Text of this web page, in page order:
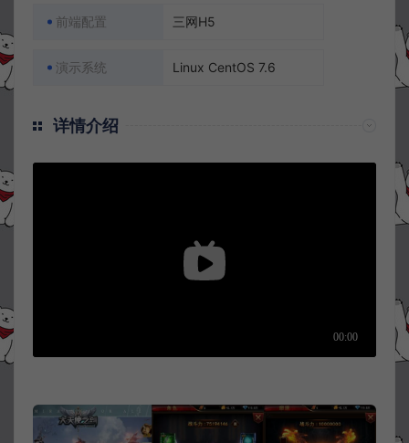
前端配置 三网H5
演示系统 Linux CentOS 7.6
详情介绍